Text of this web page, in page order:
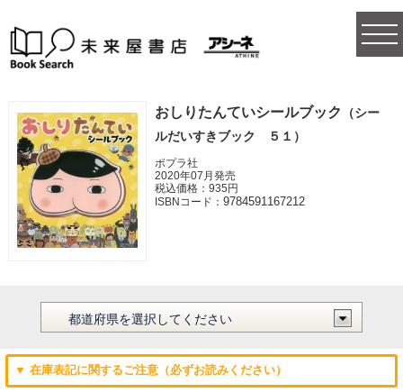
おしりたんていシールブック
（シー
ルだいすきブック ５１）
ポプラ社
2020年07月発売
税込価格：935円
ISBNコード：9784591167212
▼ 在庫表記に関するご注意（必ずお読みください）